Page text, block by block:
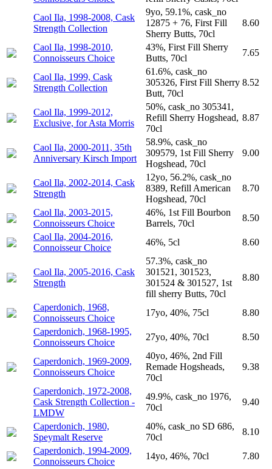
Caol Ila, 1998-2008, Cask
Strength Collection
9yo, 59.1%, cask_no
12875 + 76, First Fill
Sherry Butts, 70cl
8.60
Caol Ila, 1998-2010,
Connoisseurs Choice
43%, First Fill Sherry
Butts, 70cl
7.65
Caol Ila, 1999, Cask
Strength Collection
61.6%, cask_no
305326, First Fill Sherry
Butt, 70cl
8.52
Caol Ila, 1999-2012,
Exclusive, for Asta Morris
50%, cask_no 305341,
Refill Sherry Hogshead,
70cl
8.87
Caol Ila, 2000-2011, 35th
Anniversary Kirsch Import
58.9%, cask_no
309579, 1st Fill Sherry
Hogshead, 70cl
9.00
Caol Ila, 2002-2014, Cask
Strength
12yo, 56.2%, cask_no
8389, Refill American
Hogshead, 70cl
8.70
Caol Ila, 2003-2015,
Connoisseurs Choice
46%, 1st Fill Bourbon
Barrels, 70cl
8.50
Caol Ila, 2004-2016,
Connoisseur Choice
46%, 5cl 8.60
Caol Ila, 2005-2016, Cask
Strength
57.3%, cask_no
301521, 301523,
301524 & 301527, 1st
fill sherry Butts, 70cl
8.80
Caperdonich, 1968,
Connoisseurs Choice
17yo, 40%, 75cl
8.80
Caperdonich, 1968-1995,
Connoisseurs Choice
27yo, 40%, 70cl 8.50
Caperdonich, 1969-2009,
Connoisseurs Choice
40yo, 46%, 2nd Fill
Remade Hogsheads,
70cl
9.38
Caperdonich, 1972-2008,
Cask Strength Collection -
LMDW
49.9%, cask_no 1976,
70cl
9.40
Caperdonich, 1980,
Speymalt Reserve
40%, cask_no SD 686,
70cl
8.10
Caperdonich, 1994-2009,
Connoisseurs Choice
14yo, 46%, 70cl
7.80